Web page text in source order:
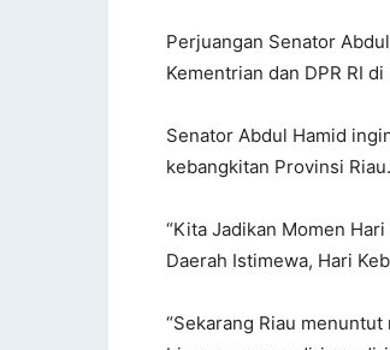
Perjuangan Senator
Kementrian dan DPR RI
Senator Abdul Hamid
kebangkitan Provinsi Riau.
“Kita Jadikan Momen
Daerah Istimewa, Hari
“Sekarang Riau